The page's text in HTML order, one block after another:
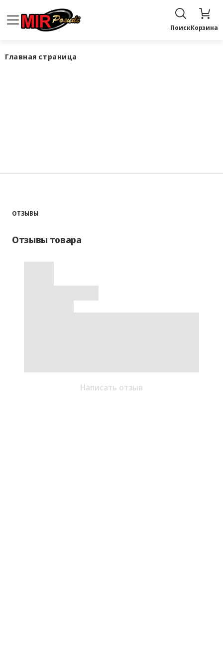
ПоискКорзина
Главная страница
ОТЗЫВЫ
Отзывы товара
Написать отзыв